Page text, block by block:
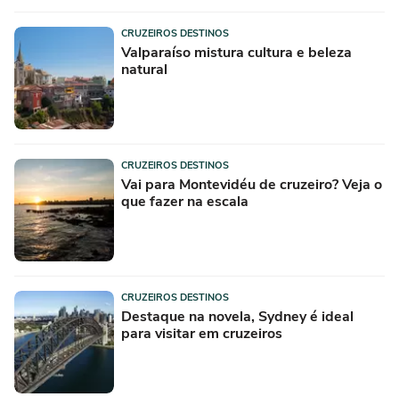
CRUZEIROS DESTINOS
Valparaíso mistura cultura e beleza
natural
CRUZEIROS DESTINOS
Vai para Montevidéu de cruzeiro? Veja o
que fazer na escala
CRUZEIROS DESTINOS
Destaque na novela, Sydney é ideal
para visitar em cruzeiros